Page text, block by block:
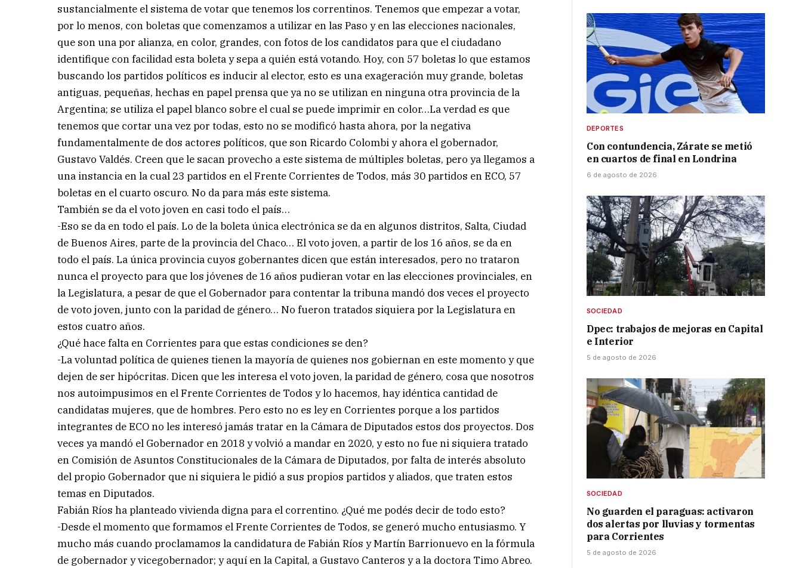
sustancialmente el sistema de votar que tenemos los correntinos. Tenemos que empezar a votar,
por lo menos, con boletas que comenzamos a utilizar en las Paso y en las elecciones nacionales,
que son una por alianza, en color, grandes, con fotos de los candidatos para que el ciudadano
identifique con facilidad esta boleta y sepa a quién está votando. Hoy, con 57 boletas lo que estamos
buscando los partidos políticos es inducir al elector, esto es una exageración muy grande, boletas
antiguas, pequeñas, hechas en papel prensa que ya no se utilizan en ninguna otra provincia de la
Argentina; se utiliza el papel blanco sobre el cual se puede imprimir en color…La verdad es que
tenemos que cortar una vez por todas, esto no se modificó hasta ahora, por la negativa
fundamentalmente de dos actores políticos, que son Ricardo Colombi y ahora el gobernador,
Gustavo Valdés. Creen que le sacan provecho a este sistema de múltiples boletas, pero ya llegamos a
una instancia en la cual 23 partidos en el Frente Corrientes de Todos, más 30 partidos en ECO, 57
boletas en el cuarto oscuro. No da para más este sistema.
También se da el voto joven en casi todo el país…
-Eso se da en todo el país. Lo de la boleta única electrónica se da en algunos distritos, Salta, Ciudad
de Buenos Aires, parte de la provincia del Chaco… El voto joven, a partir de los 16 años, se da en
todo el país. La única provincia cuyos gobernantes dicen que están interesados, pero no trataron
nunca el proyecto para que los jóvenes de 16 años pudieran votar en las elecciones provinciales, en
la Legislatura, a pesar de que el Gobernador para contentar la tribuna mandó dos veces el proyecto
de voto joven, junto con la paridad de género… No fueron tratados siquiera por la Legislatura en
estos cuatro años.
¿Qué hace falta en Corrientes para que estas condiciones se den?
-La voluntad política de quienes tienen la mayoría de quienes nos gobiernan en este momento y que
dejen de ser hipócritas. Dicen que les interesa el voto joven, la paridad de género, cosa que nosotros
nos autoimpusimos en el Frente Corrientes de Todos y lo hacemos, hay idéntica cantidad de
candidatas mujeres, que de hombres. Pero esto no es ley en Corrientes porque a los partidos
integrantes de ECO no les interesó jamás tratar en la Cámara de Diputados estos dos proyectos. Dos
veces ya mandó el Gobernador en 2018 y volvió a mandar en 2020, y esto no fue ni siquiera tratado
en Comisión de Asuntos Constitucionales de la Cámara de Diputados, por falta de interés absoluto
del propio Gobernador que ni siquiera le pidió a sus propios partidos y aliados, que traten estos
temas en Diputados.
Fabián Ríos ha planteado vivienda digna para el correntino. ¿Qué me podés decir de todo esto?
-Desde el momento que formamos el Frente Corrientes de Todos, se generó mucho entusiasmo. Y
mucho más cuando proclamamos la candidatura de Fabián Ríos y Martín Barrionuevo en la fórmula
de gobernador y vicegobernador; y aquí en la Capital, a Gustavo Canteros y a la doctora Timo Abreo.
DEPORTES
Con contundencia, Zárate se metió
en cuartos de final en Londrina
6 de agosto de 2026
SOCIEDAD
Dpec: trabajos de mejoras en Capital
e Interior
5 de agosto de 2026
SOCIEDAD
No guarden el paraguas: activaron
dos alertas por lluvias y tormentas
para Corrientes
5 de agosto de 2026